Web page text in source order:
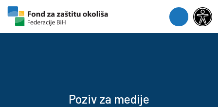
Skip to content
Skip to footer
Menu
Poziv za medije